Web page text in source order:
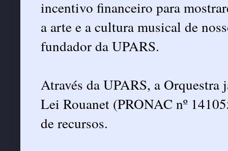
incentivo financeiro para
a arte e a cultura musical de
fundador da UPARS.
Através da UPARS, a Orquestra
Lei Rouanet (PRONAC nº
de recursos.